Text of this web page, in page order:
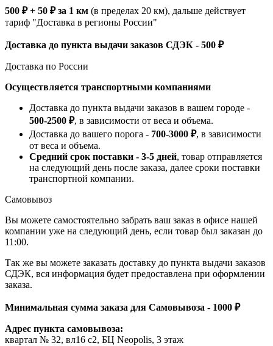
500 ₽ + 50 ₽ за 1 км (в пределах 20 км), дальше действует
тариф "Доставка в регионы России"
Доставка до пункта выдачи заказов СДЭК - 500 ₽
Доставка по России
Осуществляется транспортными компаниями
Доставка до пункта выдачи заказов в вашем городе -
500-2500 ₽, в зависимости от веса и объема.
Доставка до вашего порога - 700-3000 ₽, в зависимости
от веса и объема.
Средний срок поставки - 3-5 дней, товар отправляется
на следующий день после заказа, далее сроки поставки
транспортной компании.
Самовывоз
Вы можете самостоятельно забрать ваш заказ в офисе нашей
компании уже на следующий день, если товар был заказан до
11:00.
Так же вы можете заказать доставку до пункта выдачи заказов
СДЭК, вся информация будет предоставлена при оформлении
заказа.
Минимальная сумма заказа для Самовывоза - 1000 ₽
Адрес пункта самовывоза:
квартал № 32, вл16 с2, БЦ Neopolis, 3 этаж